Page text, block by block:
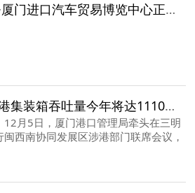
海投·厦门进口汽车贸易博览中心正式揭牌运营
厦门港集装箱吞吐量今年将达1110万标箱
12月5日，厦门港口管理局牵头在三明
闽西南协同发展区涉港部门联席会议，
同比增长超过3%，继续保持稳步增